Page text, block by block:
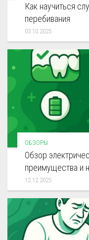
Как научиться
перебивания
03.10.2025
ОБЗОРЫ
Обзор
преимущества и
12.12.2025